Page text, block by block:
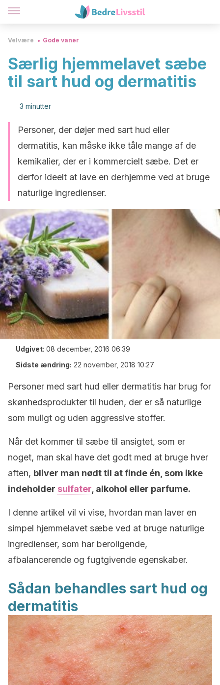
Velvære Gode vaner
Særlig hjemmelavet sæbe
til sart hud og dermatitis
3 minutter
Personer, der døjer med sart hud eller
dermatitis, kan måske ikke tåle mange af de
kemikalier, der er i kommercielt sæbe. Det er
derfor ideelt at lave en derhjemme ved at bruge
naturlige ingredienser.
Udgivet: 08 december, 2016 06:39
Sidste ændring: 22 november, 2018 10:27
Personer med sart hud eller dermatitis har brug for
skønhedsprodukter til huden, der er så naturlige
som muligt og uden aggressive stoffer.
Når det kommer til sæbe til ansigtet, som er
noget, man skal have det godt med at bruge hver
aften, bliver man nødt til at finde én, som ikke
indeholder sulfater , alkohol eller parfume.
I denne artikel vil vi vise, hvordan man laver en
simpel hjemmelavet sæbe ved at bruge naturlige
ingredienser, som har beroligende,
afbalancerende og fugtgivende egenskaber.
Sådan behandles sart hud og
dermatitis